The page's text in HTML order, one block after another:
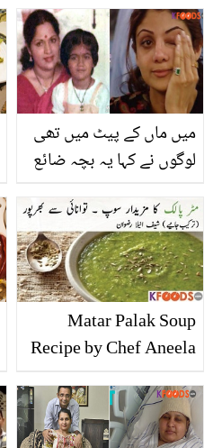
بہترین ترکیب اور کچھ
ایسی غلطیاں جو اکثر
خواتین کرتی ہیں
میں ماں کے پیٹ میں تھی
لوگوں نے کہا یہ بچہ ضائع
زندگی کے حوالے سے
انکشاف
Matar Palak Soup
Recipe by Chef Aneela